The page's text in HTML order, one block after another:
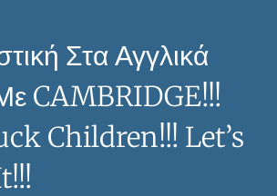
Στα Αγγλικά
CAMBRIDGE!!!
Children!!! Let’s